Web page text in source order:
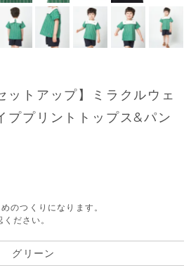
ットアップ】ミラクルウェ
ププリントトップス&パン
つくりになります。
ださい。
グリーン